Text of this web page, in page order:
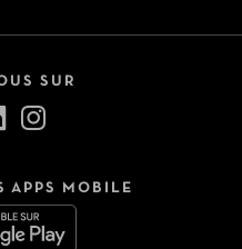
SUR
APPS MOBILE